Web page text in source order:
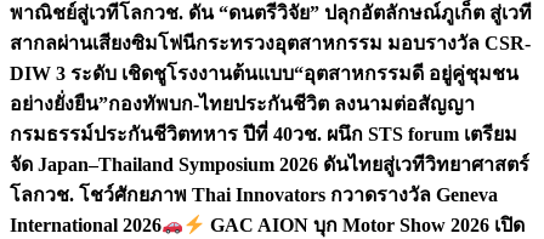
พาณิชย์สู่เวทีโลกวช. ดัน “ดนตรีวิจัย” ปลุกอัตลักษณ์ภูเก็ต สู่เวที
สากลผ่านเสียงซิมโฟนีกระทรวงอุตสาหกรรม มอบรางวัล CSR-
DIW 3 ระดับ เชิดชูโรงงานต้นแบบ“อุตสาหกรรมดี อยู่คู่ชุมชน
อย่างยั่งยืน”กองทัพบก-ไทยประกันชีวิต ลงนามต่อสัญญา
กรมธรรม์ประกันชีวิตทหาร ปีที่ 40วช. ผนึก STS forum เตรียม
จัด Japan–Thailand Symposium 2026 ดันไทยสู่เวทีวิทยาศาสตร์
โลกวช. โชว์ศักยภาพ Thai Innovators กวาดรางวัล Geneva
International 2026
GAC AION บุก Motor Show 2026 เปิด